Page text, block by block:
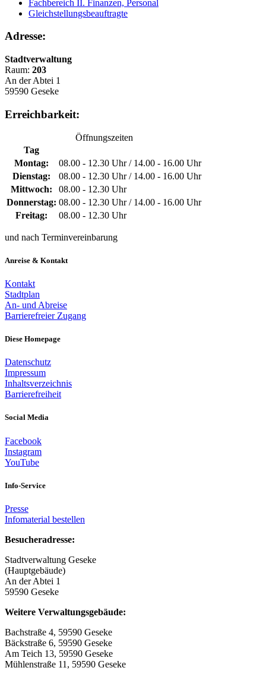
Fachbereich II. Finanzen, Personal
Gleichstellungsbeauftragte
Adresse:
Stadtverwaltung
Raum: 203
An der Abtei 1
59590 Geseke
Erreichbarkeit:
Öffnungszeiten
Tag
Montag:
08.00 - 12.30 Uhr / 14.00 - 16.00 Uhr
Dienstag:
08.00 - 12.30 Uhr / 14.00 - 16.00 Uhr
Mittwoch:
08.00 - 12.30 Uhr
Donnerstag: 08.00 - 12.30 Uhr / 14.00 - 16.00 Uhr
Freitag:
08.00 - 12.30 Uhr
und nach Terminvereinbarung
Anreise & Kontakt
Kontakt
Stadtplan
An- und Abreise
Barrierefreier Zugang
Diese Homepage
Datenschutz
Impressum
Inhaltsverzeichnis
Barrierefreiheit
Social Media
Facebook
Instagram
YouTube
Info-Service
Presse
Infomaterial bestellen
Besucheradresse:
Stadtverwaltung Geseke
(Hauptgebäude)
An der Abtei 1
59590 Geseke
Weitere Verwaltungsgebäude:
Bachstraße 4, 59590 Geseke
Bäckstraße 6, 59590 Geseke
Am Teich 13, 59590 Geseke
Mühlenstraße 11, 59590 Geseke